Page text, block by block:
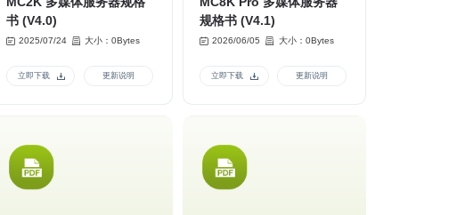
书 (V4.0)
2025/07/24 大小：0Bytes
立即下载 更新说明
规格书 (V4.1)
2026/06/05 大小：0Bytes
立即下载 更新说明